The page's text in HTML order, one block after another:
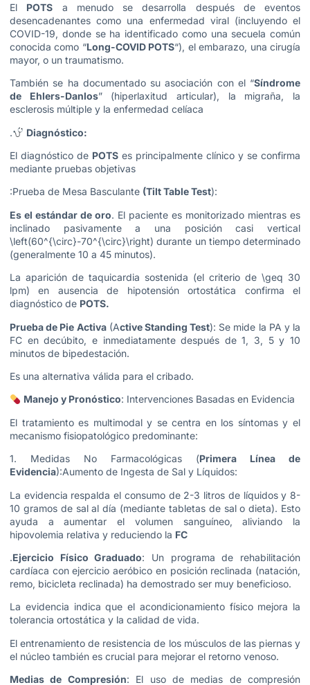
El POTS a menudo se desarrolla después de eventos
desencadenantes como una enfermedad viral (incluyendo el
COVID-19, donde se ha identificado como una secuela común
conocida como “Long-COVID POTS“), el embarazo, una cirugía
mayor, o un traumatismo.
También se ha documentado su asociación con el “Síndrome
de Ehlers-Danlos” (hiperlaxitud articular), la migraña, la
esclerosis múltiple y la enfermedad celíaca
.
Diagnóstico:
El diagnóstico de POTS es principalmente clínico y se confirma
mediante pruebas objetivas
:Prueba de Mesa Basculante (Tilt Table Test):
Es el estándar de oro. El paciente es monitorizado mientras es
inclinado pasivamente a una posición casi vertical
\left(60^{\circ}-70^{\circ}\right) durante un tiempo determinado
(generalmente 10 a 45 minutos).
La aparición de taquicardia sostenida (el criterio de \geq 30
lpm) en ausencia de hipotensión ortostática confirma el
diagnóstico de POTS.
Prueba de Pie Activa(Active Standing Test): Se mide la PA y la
FC en decúbito, e inmediatamente después de 1, 3, 5 y 10
minutos de bipedestación.
Es una alternativa válida para el cribado.
Manejo y Pronóstico: Intervenciones Basadas en Evidencia
El tratamiento es multimodal y se centra en los síntomas y el
mecanismo fisiopatológico predominante:
1. Medidas No Farmacológicas (Primera Línea de
Evidencia):Aumento de Ingesta de Sal y Líquidos:
La evidencia respalda el consumo de 2-3 litros de líquidos y 8-
10 gramos de sal al día (mediante tabletas de sal o dieta). Esto
ayuda a aumentar el volumen sanguíneo, aliviando la
hipovolemia relativa y reduciendo la FC
.Ejercicio Físico Graduado: Un programa de rehabilitación
cardíaca con ejercicio aeróbico en posición reclinada (natación,
remo, bicicleta reclinada) ha demostrado ser muy beneficioso.
La evidencia indica que el acondicionamiento físico mejora la
tolerancia ortostática y la calidad de vida.
El entrenamiento de resistencia de los músculos de las piernas y
el núcleo también es crucial para mejorar el retorno venoso.
Medias de Compresión: El uso de medias de compresión